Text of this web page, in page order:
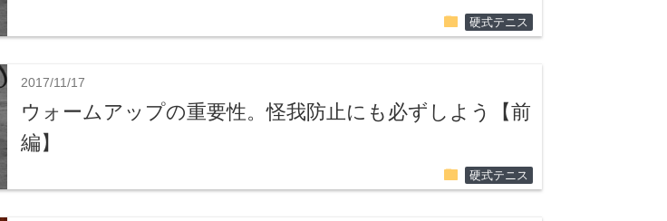
folder 硬式テニス
2017/11/17
ウォームアップの重要性。怪我防止にも必ずしよう【前
編】
folder 硬式テニス